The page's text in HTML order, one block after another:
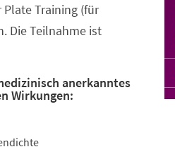
Training (für
Die Teilnahme ist
anerkanntes
Wirkungen: